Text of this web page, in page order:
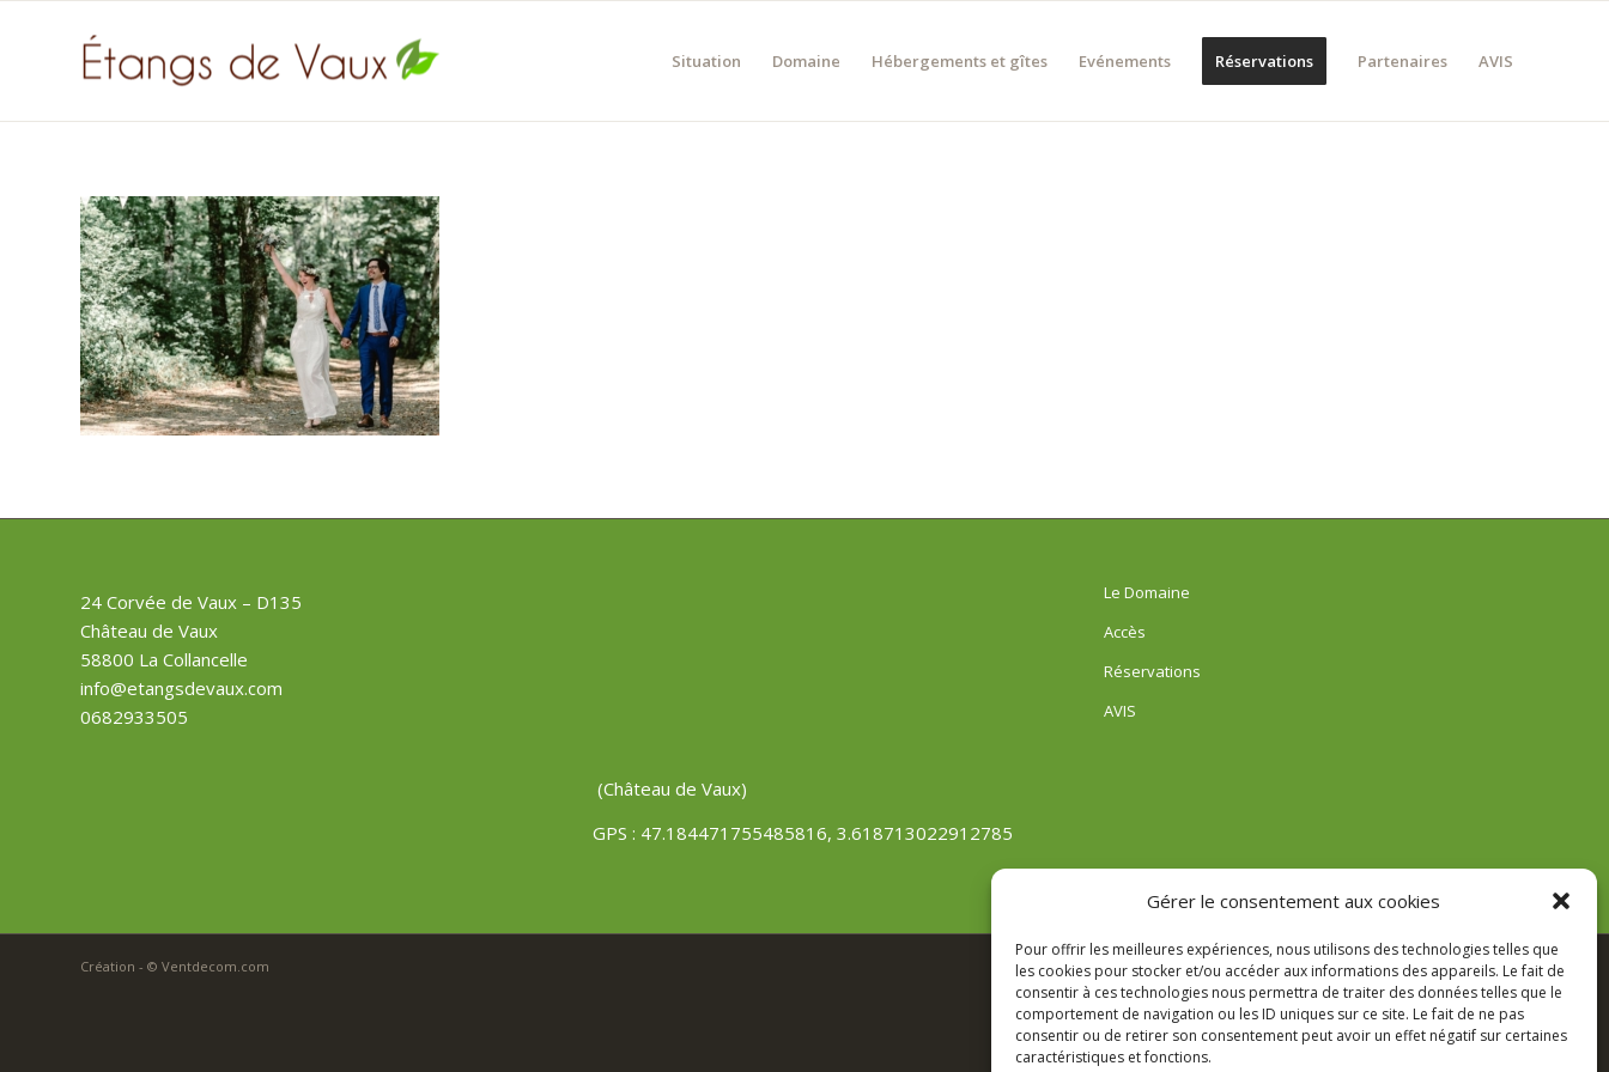
Gérer le consentement aux cookies
Pour offrir les meilleures expériences, nous utilisons des technologies telles que
les cookies pour stocker et/ou accéder aux informations des appareils. Le fait de
consentir à ces technologies nous permettra de traiter des données telles que le
comportement de navigation ou les ID uniques sur ce site. Le fait de ne pas
consentir ou de retirer son consentement peut avoir un effet négatif sur certaines
caractéristiques et fonctions.
Situation Domaine Hébergements et gîtes Evénements Réservations Partenaires AVIS
24 Corvée de Vaux – D135
Château de Vaux
58800 La Collancelle
info@etangsdevaux.com
0682933505
(Château de Vaux)
GPS : 47.184471755485816, 3.618713022912785
Le Domaine
Accès
Réservations
AVIS
Création - © Ventdecom.com